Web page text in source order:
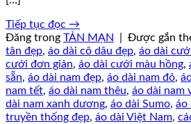
Tiếp tục đọc →
Đăng trong TẢN MẠN Được gắn
tân đẹp, áo dài cô dâu đẹp, áo dài
cưới đơn giản, áo dài cưới màu hồng,
sẵn, áo dài nam đẹp, áo dài nam đỏ,
nam tết, áo dài nam thêu, áo dài nam
dài nam xanh dương, áo dài Sumo, áo
truyền thống đẹp, áo dài Việt Nam,